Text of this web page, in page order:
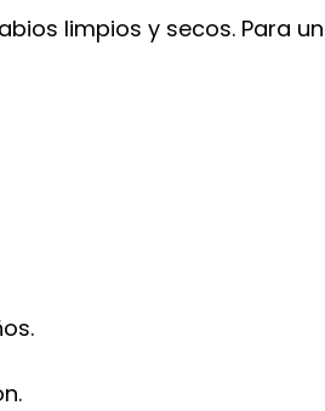
limpios y secos. Para